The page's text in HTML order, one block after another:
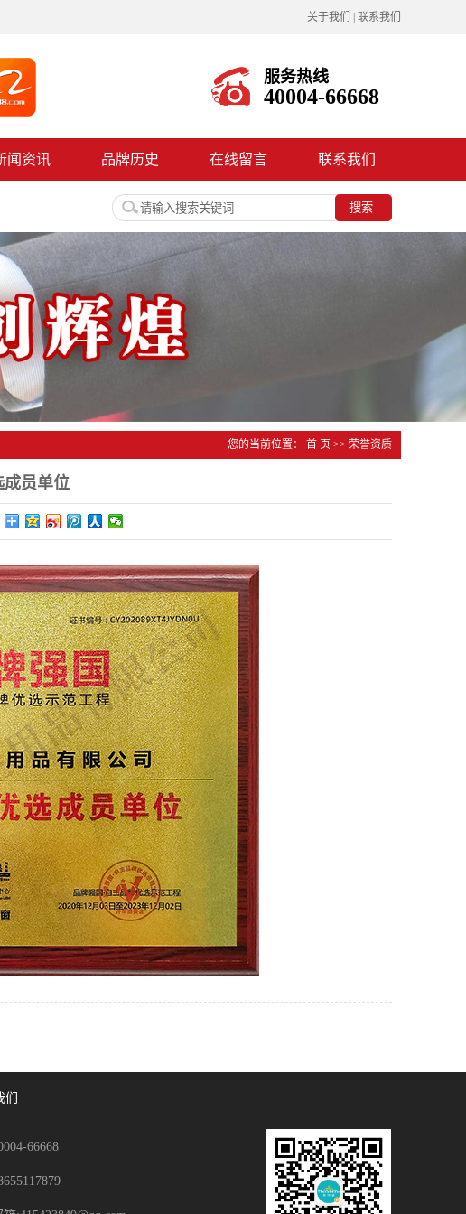
关于我们 联系我们
服务热线
40004-66668
闻资讯 品牌历史 在线留言 联系我们
您的当前位置： 首 页 >> 荣誉资质
成员单位
66668